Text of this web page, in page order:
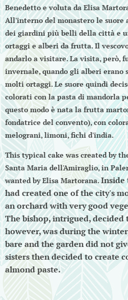
Benedetto e voluta da Elisa
All'interno del monastero le suore
dei giardini più belli della città e
ortaggi e alberi da frutta. Il
andarlo a visitare. La visita, però,
invernale, quando gli alberi erano
molti ortaggi. Le suore quindi
colorati con la pasta di mandorla
questo modo è nata la frutta
fondatrice del convento), con
melograni, limoni, fichi d'india.
This typical cake was created by
Santa Maria dell'Amiraglio, in
wanted by Elisa Martorana.Inside
had created one of the city's
an orchard with very good
The bishop, intrigued,
however, was during the
bare and the garden did not
sisters then decided to create
almond paste.